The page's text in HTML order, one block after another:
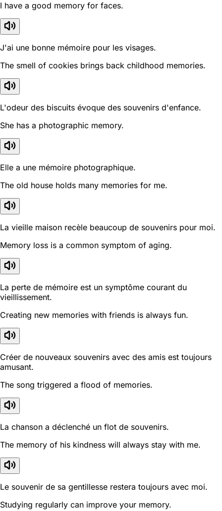
I have a good memory for faces.
J'ai une bonne mémoire pour les visages.
The smell of cookies brings back childhood memories.
L'odeur des biscuits évoque des souvenirs d'enfance.
She has a photographic memory.
Elle a une mémoire photographique.
The old house holds many memories for me.
La vieille maison recèle beaucoup de souvenirs pour moi.
Memory loss is a common symptom of aging.
La perte de mémoire est un symptôme courant du
vieillissement.
Creating new memories with friends is always fun.
Créer de nouveaux souvenirs avec des amis est toujours
amusant.
The song triggered a flood of memories.
La chanson a déclenché un flot de souvenirs.
The memory of his kindness will always stay with me.
Le souvenir de sa gentillesse restera toujours avec moi.
Studying regularly can improve your memory.